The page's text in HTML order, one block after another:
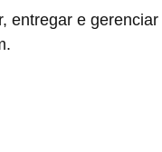
entregar e gerenciar